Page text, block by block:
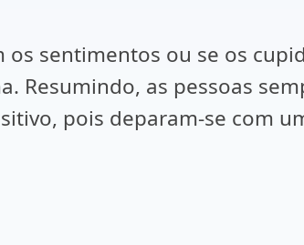
sentimentos ou se os
Resumindo, as pessoas
pois deparam-se com